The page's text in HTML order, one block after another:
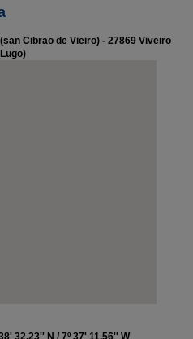
Cibrao de Vieiro) - 27869 Viveiro
32.23'' N / 7º 37' 11.56'' W